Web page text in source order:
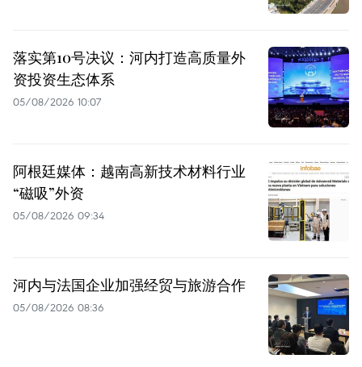
落实第10号决议：河内打造高质量外
资投资生态体系
05/08/2026 10:07
阿根廷媒体：越南高新技术材料行业
“磁吸”外资
05/08/2026 09:34
河内与法国企业加强经贸与旅游合作
05/08/2026 08:36